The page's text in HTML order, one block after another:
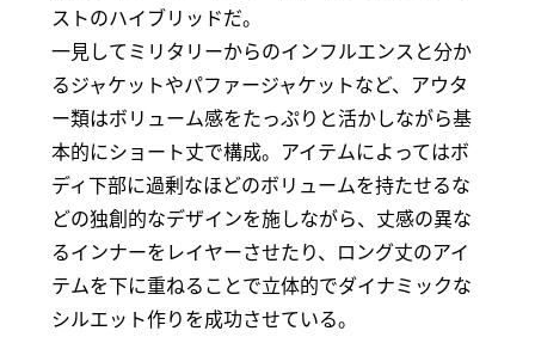
ストのハイブリッドだ。
一見してミリタリーからのインフルエンスと分か
るジャケットやパファージャケットなど、アウタ
ー類はボリューム感をたっぷりと活かしながら基
本的にショート丈で構成。アイテムによってはボ
ディ下部に過剰なほどのボリュームを持たせるな
どの独創的なデザインを施しながら、丈感の異な
るインナーをレイヤーさせたり、ロング丈のアイ
テムを下に重ねることで立体的でダイナミックな
シルエット作りを成功させている。